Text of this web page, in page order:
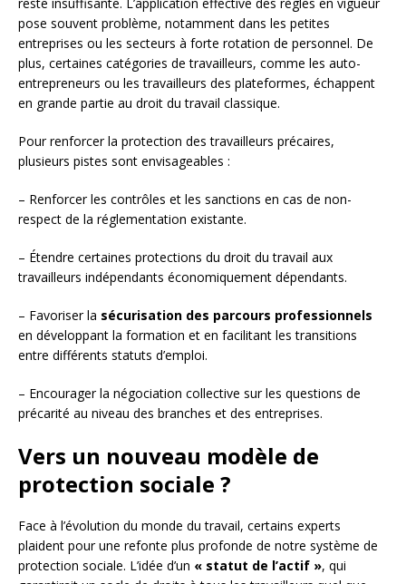
pose souvent problème, notamment dans les petites
entreprises ou les secteurs à forte rotation de personnel. De
plus, certaines catégories de travailleurs, comme les auto-
entrepreneurs ou les travailleurs des plateformes, échappent
en grande partie au droit du travail classique.
Pour renforcer la protection des travailleurs précaires,
plusieurs pistes sont envisageables :
– Renforcer les contrôles et les sanctions en cas de non-
respect de la réglementation existante.
– Étendre certaines protections du droit du travail aux
travailleurs indépendants économiquement dépendants.
– Favoriser la sécurisation des parcours professionnels
en développant la formation et en facilitant les transitions
entre différents statuts d’emploi.
– Encourager la négociation collective sur les questions de
précarité au niveau des branches et des entreprises.
Vers un nouveau modèle de
protection sociale ?
Face à l’évolution du monde du travail, certains experts
plaident pour une refonte plus profonde de notre système de
protection sociale. L’idée d’un « statut de l’actif », qui